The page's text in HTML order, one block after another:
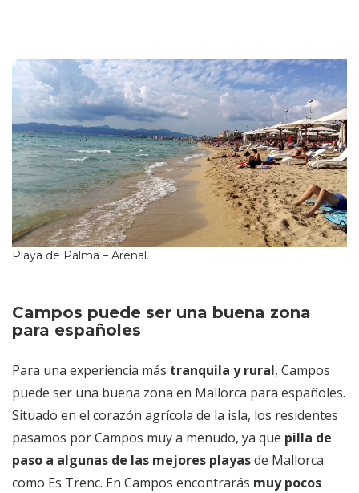
Playa de Palma – Arenal.
Campos puede ser una buena zona
para españoles
Para una experiencia más tranquila y rural, Campos
puede ser una buena zona en Mallorca para españoles.
Situado en el corazón agrícola de la isla, los residentes
pasamos por Campos muy a menudo, ya que pilla de
paso a algunas de las mejores playasde Mallorca
como Es Trenc. En Campos encontrarás muy pocos